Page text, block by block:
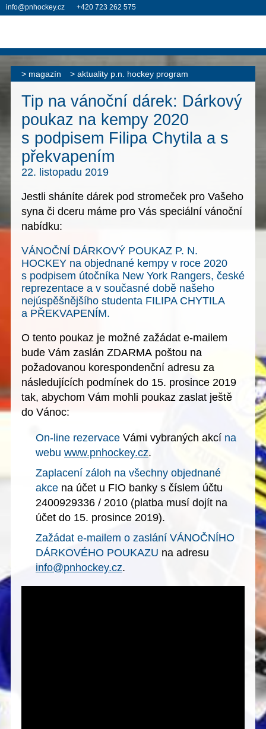
magazín aktuality p.n. hockey program
Tip na vánoční dárek: Dárkový
poukaz na kempy 2020
s podpisem Filipa Chytila a s
překvapením
22. listopadu 2019
Jestli sháníte dárek pod stromeček pro Vašeho
syna či dceru máme pro Vás speciální vánoční
nabídku:
VÁNOČNÍ DÁRKOVÝ POUKAZ P. N.
HOCKEY na objednané kempy v roce 2020
s podpisem útočníka New York Rangers, české
reprezentace a v současné době našeho
nejúspěšnějšího studenta FILIPA CHYTILA
a PŘEKVAPENÍM.
O tento poukaz je možné zažádat e-mailem
bude Vám zaslán ZDARMA poštou na
požadovanou korespondenční adresu za
následujících podmínek do 15. prosince 2019
tak, abychom Vám mohli poukaz zaslat ještě
do Vánoc:
On-line rezervace Vámi vybraných akcí na
webu www.pnhockey.cz.
Zaplacení záloh na všechny objednané
akce na účet u FIO banky s číslem účtu
2400929336 / 2010 (platba musí dojít na
účet do 15. prosince 2019).
Zažádat e-mailem o zaslání VÁNOČNÍHO
DÁRKOVÉHO POUKAZU na adresu
info@pnhockey.cz.
info@pnhockey.cz +420 723 262 575